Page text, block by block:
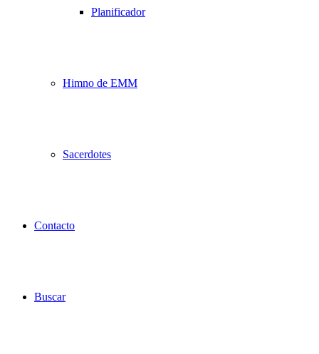
Planificador
Himno de EMM
Sacerdotes
Contacto
Buscar